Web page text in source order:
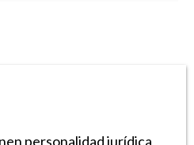
personalidad jurídica